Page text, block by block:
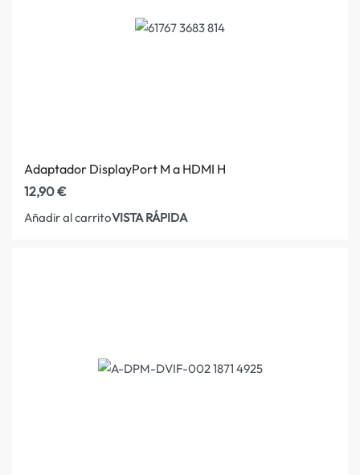
Adaptador DisplayPort M a HDMI H
12,90€
Añadir al carritoVISTA RÁPIDA